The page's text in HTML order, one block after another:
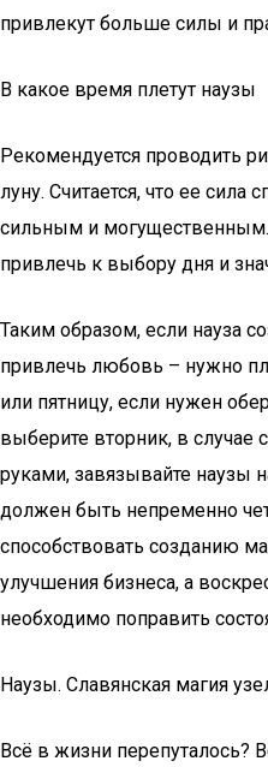
привлекут больше силы и
В какое время плетут наузы
Рекомендуется проводить
луну. Считается, что ее сила
сильным и
привлечь к выбору дня и
Таким образом, если науза
привлечь любовь – нужно
или пятницу, если нужен
выберите вторник, в случае
руками, завязывайте наузы
должен быть непременно
способствовать созданию
улучшения бизнеса, а
необходимо поправить
Наузы. Славянская магия
Всё в жизни перепуталось?